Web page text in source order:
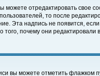
отредактировать свое
то после
Эта надпись не появится,
того, почему они
вы можете отметить флажком